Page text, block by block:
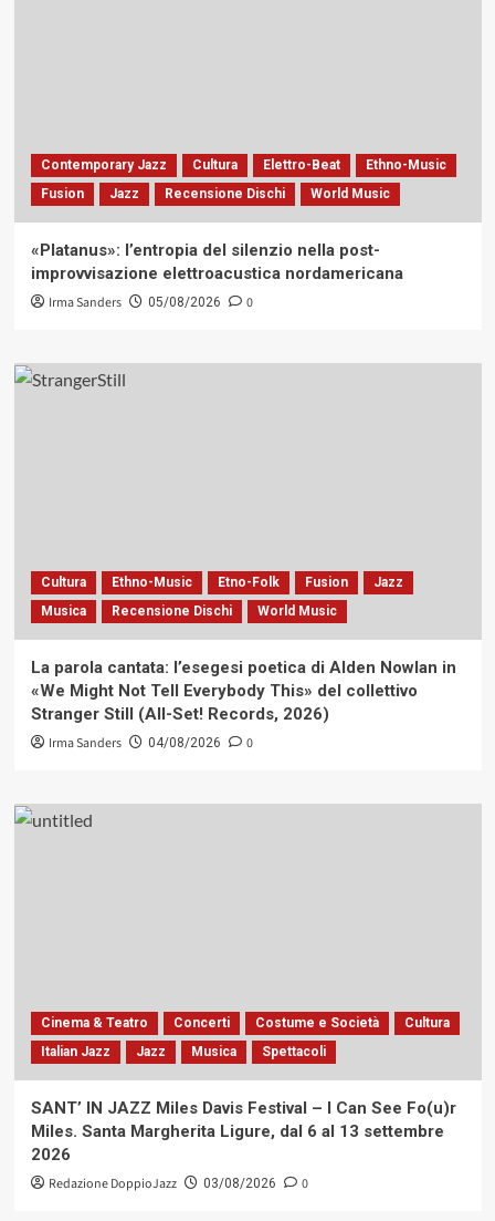
Contemporary Jazz Cultura Elettro-Beat
Ethno-Music
Fusion
Jazz Recensione Dischi World Music
«Platanus»: l’entropia del silenzio nella post-
improvvisazione elettroacustica nordamericana
Irma Sanders 05/08/2026 0
Cultura Ethno-Music Etno-Folk Fusion
Jazz
Musica
Recensione Dischi World Music
La parola cantata: l’esegesi poetica di Alden Nowlan in
«We Might Not Tell Everybody This» del collettivo
Stranger Still (All-Set! Records, 2026)
Irma Sanders 04/08/2026 0
Cinema & Teatro Concerti Costume e Società
Cultura
Italian Jazz
Jazz Musica Spettacoli
SANT’ IN JAZZ Miles Davis Festival – I Can See Fo(u)r
Miles. Santa Margherita Ligure, dal 6 al 13 settembre
2026
Redazione DoppioJazz 03/08/2026 0